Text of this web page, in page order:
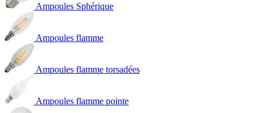
Ampoules Sphérique
Ampoules flamme
Ampoules flamme torsadées
Ampoules flamme pointe